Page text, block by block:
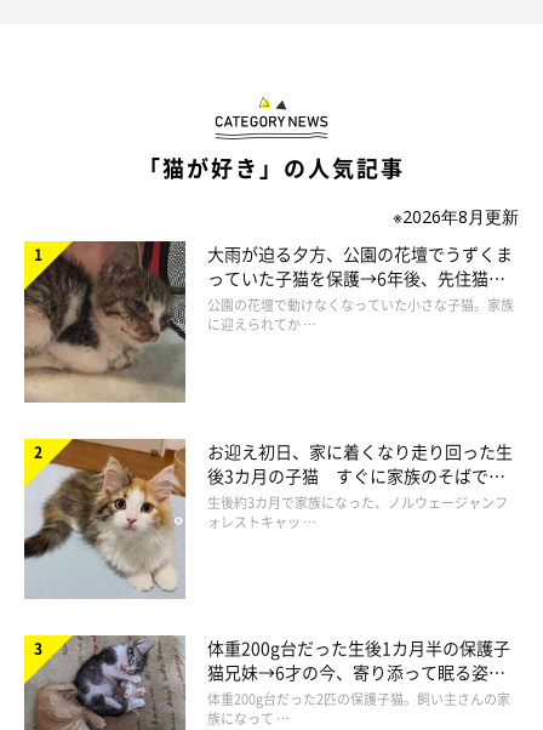
次回のお話もお楽しみに〜♪
「猫が好き」の人気記事
※2026年8月更新
大雨が迫る夕方、公園の花壇でうずくま
っていた子猫を保護→6年後、先住猫
と“姉妹”のような関係に
公園の花壇で動けなくなっていた小さな子猫。家族
に迎えられてか …
お迎え初日、家に着くなり走り回った生
後3カ月の子猫 すぐに家族のそばで落
ち着く姿に「迎えてよかった」
生後約3カ月で家族になった、ノルウェージャンフ
ォレストキャッ …
体重200g台だった生後1カ月半の保護子
猫兄妹→6才の今、寄り添って眠る姿に
ほっこり！
体重200g台だった2匹の保護子猫。飼い主さんの家
族になって …